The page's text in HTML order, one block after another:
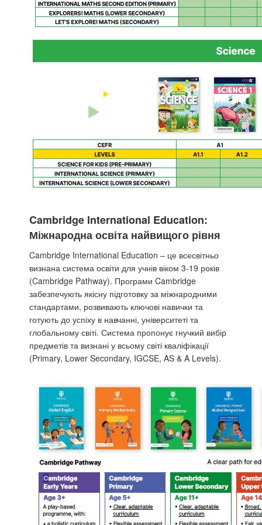
Cambridge International Education:
Міжнародна освіта найвищого рівня
Cambridge International Education – це всесвітньо
визнана система освіти для учнів віком 3-19 років
(Cambridge Pathway). Програми Cambridge
забезпечують якісну підготовку за міжнародними
стандартами, розвивають ключові навички та
готують до успіху в навчанні, університеті та
глобальному світі. Система пропонує гнучкий вибір
предметів та визнані у всьому світі кваліфікації
(Primary, Lower Secondary, IGCSE, AS & A Levels).